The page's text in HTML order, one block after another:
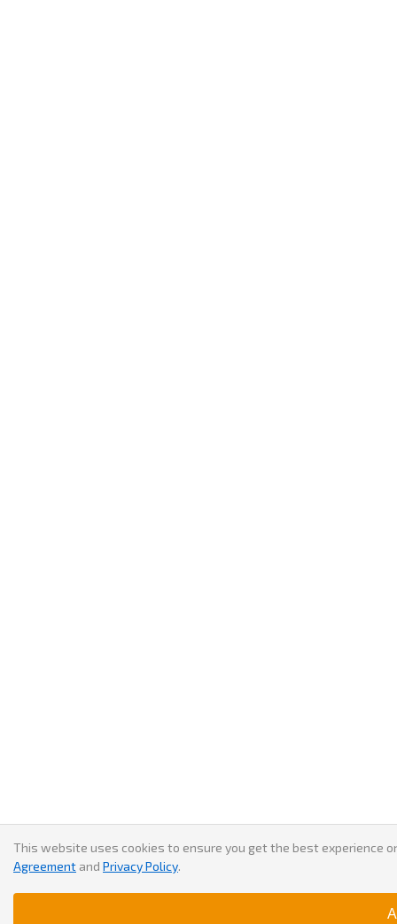
This website uses cookies to ensure you get the best experience
Agreement and Privacy Policy.